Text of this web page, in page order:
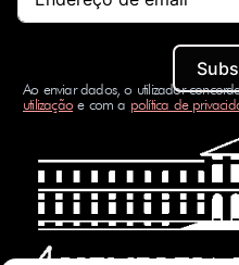
Ao enviar dados, o utilizador
utilizaçãoe com a política de